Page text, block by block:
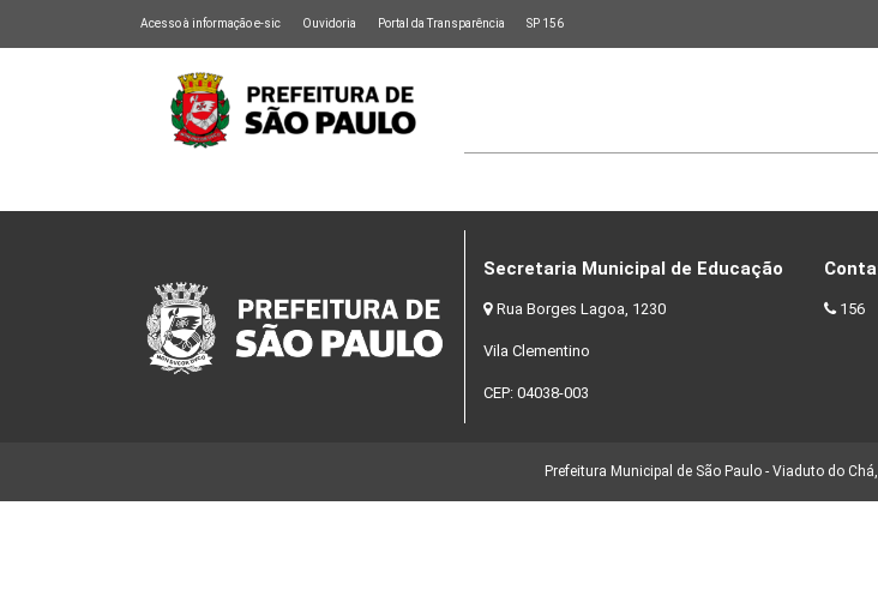
Acesso à informação e-sic Ouvidoria Portal da Transparência SP 156
Secretaria Municipal de Educação
Rua Borges Lagoa, 1230
Vila Clementino
CEP: 04038-003
156
Prefeitura Municipal de São Paulo - Viaduto do